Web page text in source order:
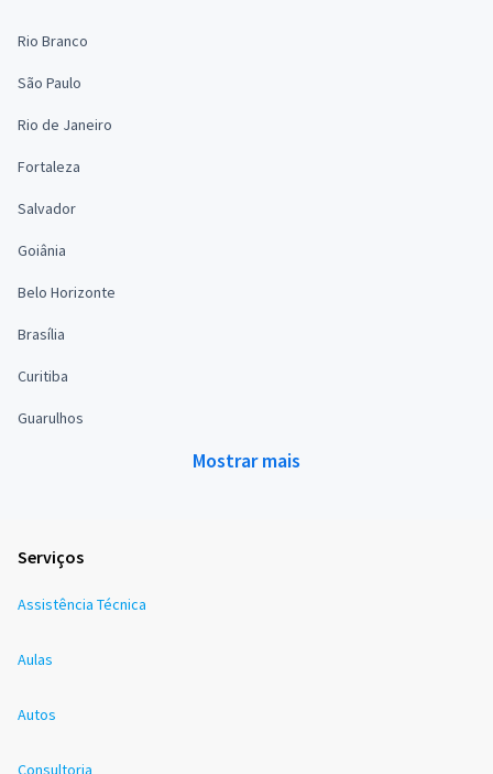
Rio Branco
São Paulo
Rio de Janeiro
Fortaleza
Salvador
Goiânia
Belo Horizonte
Brasília
Curitiba
Guarulhos
Mostrar mais
Serviços
Assistência Técnica
Aulas
Autos
Consultoria